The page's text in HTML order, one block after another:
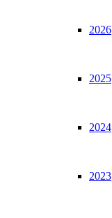
2026
2025
2024
2023